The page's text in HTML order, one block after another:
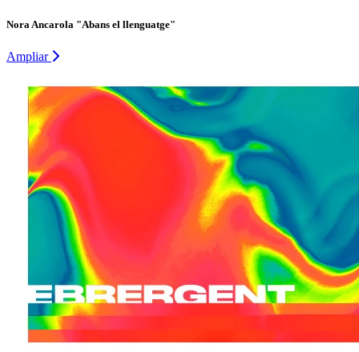
Nora Ancarola "Abans el llenguatge"
Ampliar